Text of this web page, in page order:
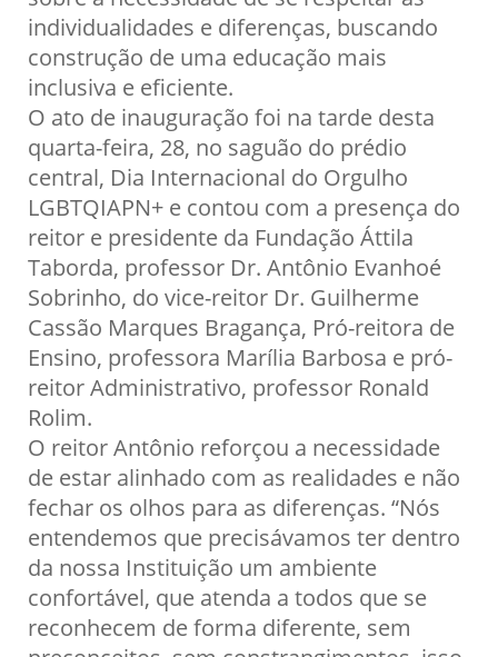
individualidades e diferenças, buscando
construção de uma educação mais
inclusiva e eficiente.
O ato de inauguração foi na tarde desta
quarta-feira, 28, no saguão do prédio
central, Dia Internacional do Orgulho
LGBTQIAPN+ e contou com a presença do
reitor e presidente da Fundação Áttila
Taborda, professor Dr. Antônio Evanhoé
Sobrinho, do vice-reitor Dr. Guilherme
Cassão Marques Bragança, Pró-reitora de
Ensino, professora Marília Barbosa e pró-
reitor Administrativo, professor Ronald
Rolim.
O reitor Antônio reforçou a necessidade
de estar alinhado com as realidades e não
fechar os olhos para as diferenças. “Nós
entendemos que precisávamos ter dentro
da nossa Instituição um ambiente
confortável, que atenda a todos que se
reconhecem de forma diferente, sem